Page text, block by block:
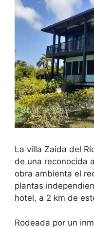
La villa Zaida del
de una reconocida
obra ambienta el
plantas
hotel, a 2 km de
Rodeada por un